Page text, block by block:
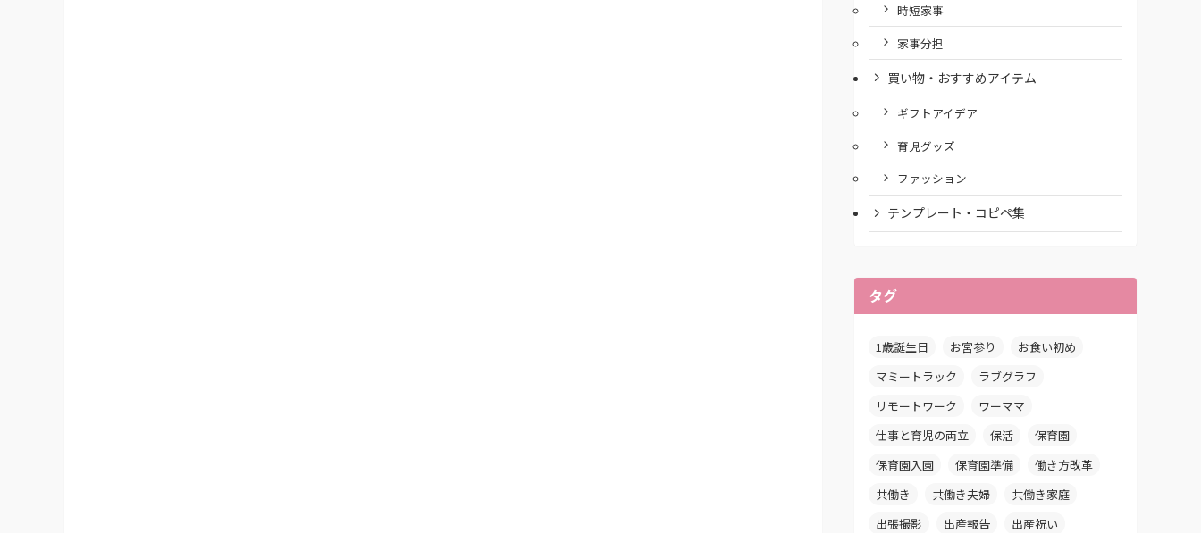
時短家事
家事分担
買い物・おすすめアイテム
ギフトアイデア
育児グッズ
ファッション
テンプレート・コピペ集
タグ
1歳誕生日 お宮参り
お食い初め
マミートラック
ラブグラフ
リモートワーク
ワーママ
仕事と育児の両立
保活
保育園
保育園入園
保育園準備
働き方改革
共働き
共働き夫婦
共働き家庭
出張撮影
出産報告
出産祝い